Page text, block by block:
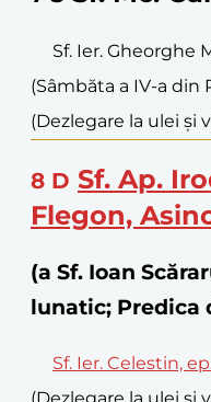
Sf. Ier. Gheorghe
(Sâmbăta a IV-a din
(Dezlegare la ulei și
8 D Sf. Ap.
Flegon,
(a Sf. Ioan
lunatic; Predica
Sf. Ier. Celestin,